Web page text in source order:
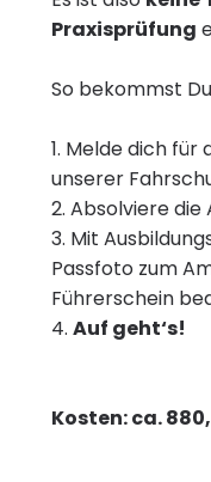
Praxisprüfung
So bekommst
1. Melde dich für
unserer
2. Absolviere die
3. Mit
Passfoto zum
Führerschein
4. Auf geht‘s!
Kosten: ca.